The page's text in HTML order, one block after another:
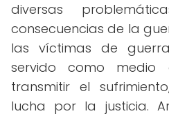
diversas
consecuencias de la
las víctimas de
servido como medio
transmitir el
lucha por la justicia.